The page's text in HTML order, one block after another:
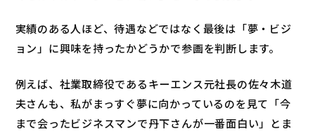
実績のある人ほど、待遇などではなく最後は「夢・ビジ
ョン」に興味を持ったかどうかで参画を判断します。
例えば、社業取締役であるキーエンス元社長の佐々木道
夫さんも、私がまっすぐ夢に向かっているのを見て「今
まで会ったビジネスマンで丹下さんが一番面白い」とま